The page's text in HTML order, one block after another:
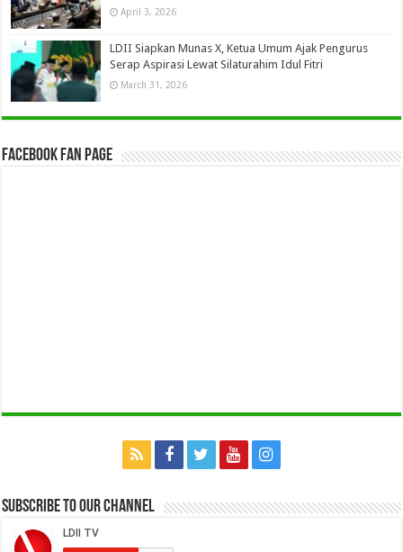
April 3, 2026
LDII Siapkan Munas X, Ketua Umum Ajak Pengurus
Serap Aspirasi Lewat Silaturahim Idul Fitri
March 31, 2026
Facebook Fan Page
Subscribe to our Channel